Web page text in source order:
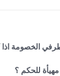
طرفي الخصومة
للحكم ؟